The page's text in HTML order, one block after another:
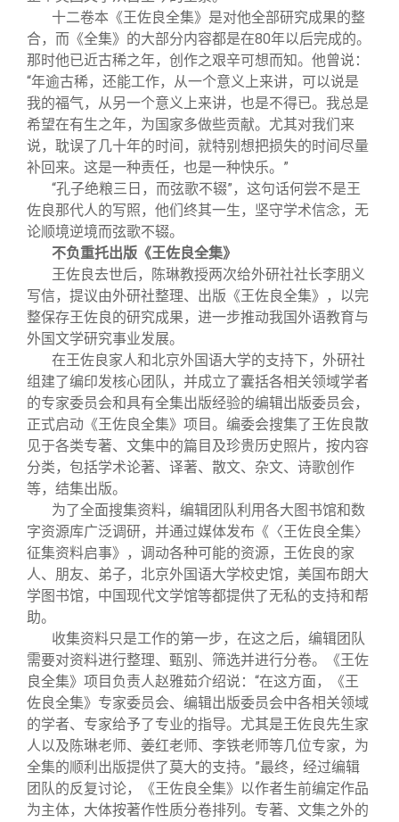
十二卷本《王佐良全集》是对他全部研究成果的整
合，而《全集》的大部分内容都是在80年以后完成的。
那时他已近古稀之年，创作之艰辛可想而知。他曾说：
“年逾古稀，还能工作，从一个意义上来讲，可以说是
我的福气，从另一个意义上来讲，也是不得已。我总是
希望在有生之年，为国家多做些贡献。尤其对我们来
说，耽误了几十年的时间，就特别想把损失的时间尽量
补回来。这是一种责任，也是一种快乐。”
“孔子绝粮三日，而弦歌不辍”，这句话何尝不是王
佐良那代人的写照，他们终其一生，坚守学术信念，无
论顺境逆境而弦歌不辍。
不负重托出版《王佐良全集》
王佐良去世后，陈琳教授两次给外研社社长李朋义
写信，提议由外研社整理、出版《王佐良全集》，以完
整保存王佐良的研究成果，进一步推动我国外语教育与
外国文学研究事业发展。
在王佐良家人和北京外国语大学的支持下，外研社
组建了编印发核心团队，并成立了囊括各相关领域学者
的专家委员会和具有全集出版经验的编辑出版委员会，
正式启动《王佐良全集》项目。编委会搜集了王佐良散
见于各类专著、文集中的篇目及珍贵历史照片，按内容
分类，包括学术论著、译著、散文、杂文、诗歌创作
等，结集出版。
为了全面搜集资料，编辑团队利用各大图书馆和数
字资源库广泛调研，并通过媒体发布《〈王佐良全集〉
征集资料启事》，调动各种可能的资源，王佐良的家
人、朋友、弟子，北京外国语大学校史馆，美国布朗大
学图书馆，中国现代文学馆等都提供了无私的支持和帮
助。
收集资料只是工作的第一步，在这之后，编辑团队
需要对资料进行整理、甄别、筛选并进行分卷。《王佐
良全集》项目负责人赵雅茹介绍说：“在这方面，《王
佐良全集》专家委员会、编辑出版委员会中各相关领域
的学者、专家给予了专业的指导。尤其是王佐良先生家
人以及陈琳老师、姜红老师、李铁老师等几位专家，为
全集的顺利出版提供了莫大的支持。”最终，经过编辑
团队的反复讨论，《王佐良全集》以作者生前编定作品
为主体，大体按著作性质分卷排列。专著、文集之外的